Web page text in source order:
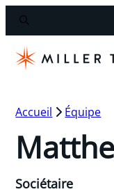
Accueil Équipe
Sociétaire